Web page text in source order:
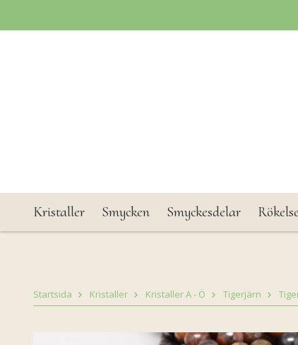
Kristaller Smycken Smyckesdelar
Startsida Kristaller Kristaller A - Ö Tigerjärn